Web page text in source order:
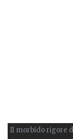
Il morbido rigore